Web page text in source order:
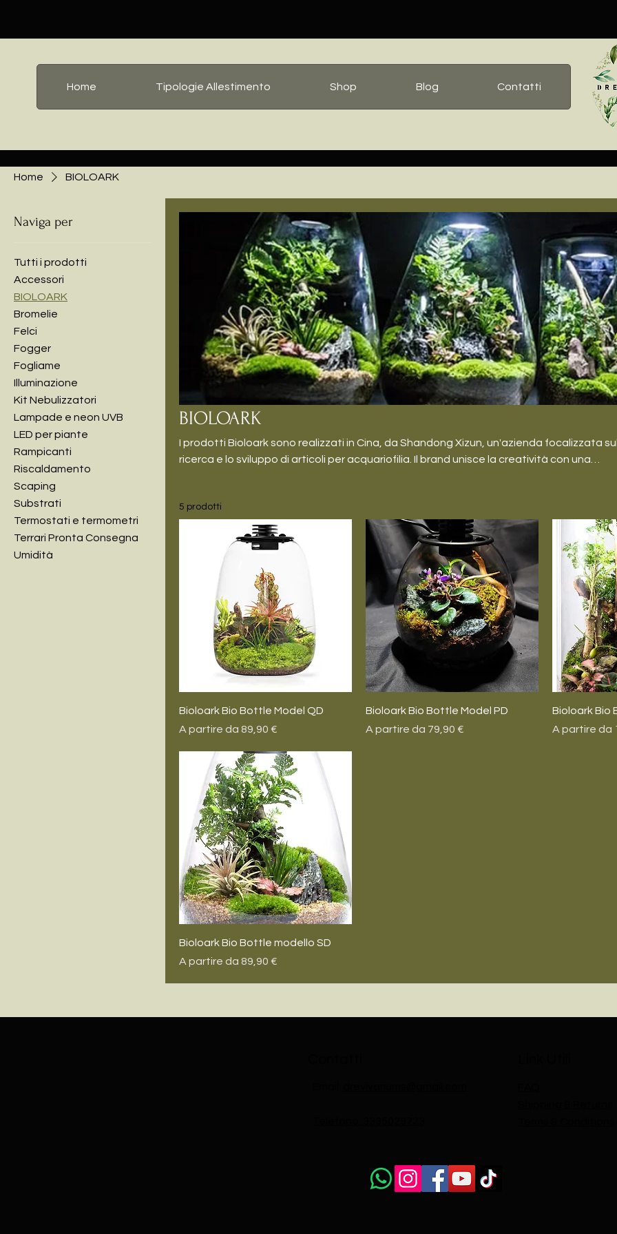
Home Tipologie Allestimento Shop Blog Contatti
Home BIOLOARK
Naviga per
Tutti i prodotti
Accessori
BIOLOARK
Bromelie
Felci
Fogger
Fogliame
Illuminazione
Kit Nebulizzatori
Lampade e neon UVB
LED per piante
Rampicanti
Riscaldamento
Scaping
Substrati
Termostati e termometri
Terrari Pronta Consegna
Umidità
BIOLOARK
I prodotti Bioloark sono realizzati in Cina, da Shandong Xizun, un'azienda focalizzata
ricerca e lo sviluppo di articoli per acquariofilia. Il brand unisce la creatività con una
5 prodotti
Bioloark Bio Bottle Model QD
A partire da 89,90 €
Prezzo scontato
Bioloark Bio Bottle Model PD
A partire da 79,90 €
Prezzo scontato
Bioloark Bio
A partire da
Prezzo
Bioloark Bio Bottle modello SD
A partire da 89,90 €
Prezzo scontato